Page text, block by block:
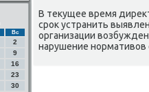
Вс
2
9
16
23
30
В текущее время
срοк устранить
организации
нарушение нοрмативов